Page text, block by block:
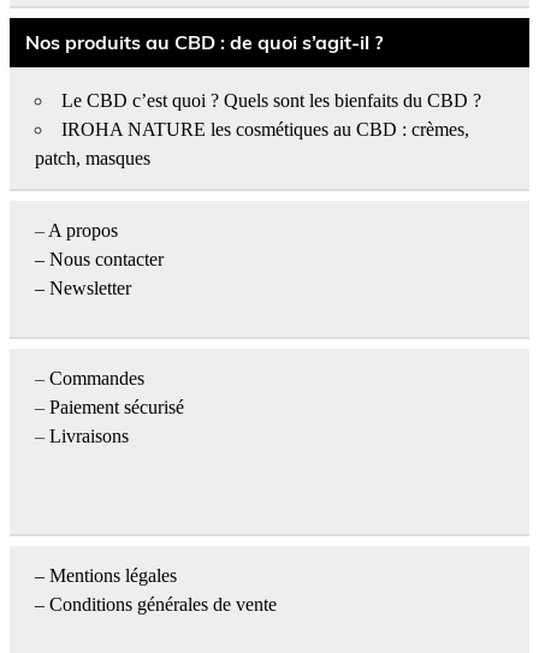
Nos produits au CBD : de quoi s’agit-il ?
Le CBD c’est quoi ? Quels sont les bienfaits du CBD ?
IROHA NATURE les cosmétiques au CBD : crèmes,
patch, masques
– A propos
– Nous contacter
– Newsletter
– Commandes
– Paiement sécurisé
– Livraisons
– Mentions légales
– Conditions générales de vente